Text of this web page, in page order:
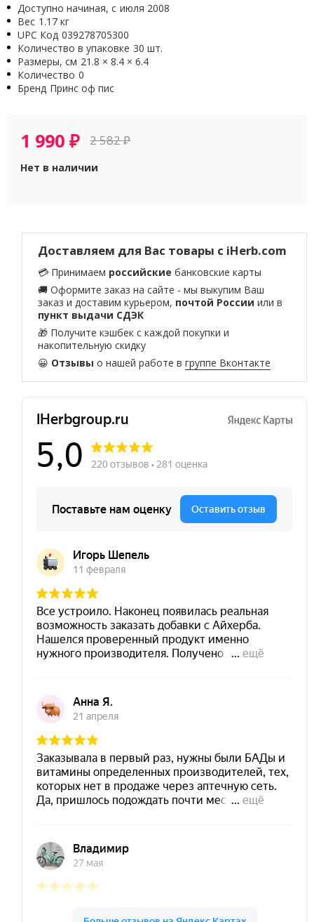
Доступно начиная, с июля 2008
Вес 1.17 кг
UPC Код 039278705300
Количество в упаковке 30 шт.
Размеры, см 21.8 × 8.4 × 6.4
Количество 0
Бренд Принс оф пис
1 990₽ 2 582₽
Нет в наличии
Доставляем для Вас товары с iHerb.com
💳 Принимаем российские банковские карты
🚚 Оформите заказ на сайте - мы выкупим Ваш
заказ и доставим курьером, почтой России или в
пункт выдачи СДЭК
🎁 Получите кэшбек с каждой покупки и
накопительную скидку
😀 Отзывы о нашей работе вгруппе Вконтакте